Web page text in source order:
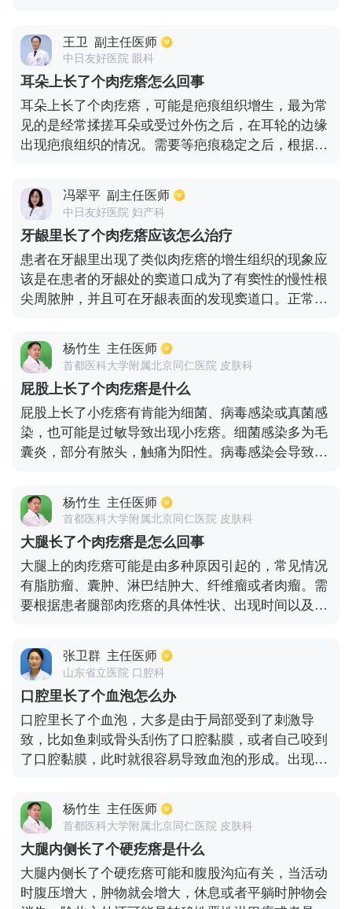
成一定的刺激，虽然一两次并不会带来什么影响，但
长期下去就会导致出现口腔粘膜增生的现象，或者还
有可能形成瘢痕，最终造成肉疙瘩的存在。这种肉疙
瘩通常都是属于球形的，表面很光滑，触碰之后也不
会带来什么很明显的疼痛感，去医院做手术切除即
可。
王卫 副主任医师
中日友好医院 眼科
耳朵上长了个肉疙瘩怎么回事
耳朵上长了个肉疙瘩，可能是疤痕组织增生，最为常
见的是经常揉搓耳朵或受过外伤之后，在耳轮的边缘
出现疤痕组织的情况。需要等疤痕稳定之后，根据自
能是耳朵上面有脂肪囊肿，需要做手术将囊肿完整的
摘除。耳朵上长肉疙瘩，还有可能是耳廓假囊肿大，
应该做穿刺压迫来治疗或手术摘除。
冯翠平 副主任医师
中日友好医院 妇产科
牙龈里长了个肉疙瘩应该怎么治疗
患者在牙龈里出现了类似肉疙瘩的增生组织的现象应
该是在患者的牙龈处的窦道口成为了有窦性的慢性根
尖周脓肿，并且可在牙龈表面的发现窦道口。正常人
舌腭侧者，还有偶见开口远离患牙根尖部，数牙以外
处。这种情况应结合冷热诊、电诊等机型检查，来确
定窦道的来源，并避免将窦道口附近的健康牙误诊为
患牙。在必要时可用牙胶尖适中法，来肯定窦道和患
牙的关系。窦道也可开口于皮肤，称作皮肤窦口，窦
口有时排脓，也有时不排脓，并呈假性愈合状态。有
窦形，由于脓液可以从窦道口排出，不宜转化为急性
做根管治疗，如果没有保留价值的应该尽早拔除。
杨竹生 主任医师
首都医科大学附属北京同仁医院 皮肤科
屁股上长了个肉疙瘩是什么
屁股上长了小疙瘩有肯能为细菌、病毒感染或真菌感
染，也可能是过敏导致出现小疙瘩。细菌感染多为毛
囊炎，部分有脓头，触痛为阳性。病毒感染会导致
的股癣通常以瘙痒为特征，表现为红色丘疹。过敏引
起的湿疹大多表现为红斑基础上的红色小丘疹。
杨竹生 主任医师
首都医科大学附属北京同仁医院 皮肤科
大腿长了个肉疙瘩是怎么回事
大腿上的肉疙瘩可能是由多种原因引起的，常见情况
有脂肪瘤、囊肿、淋巴结肿大、纤维瘤或者肉瘤。需
要根据患者腿部肉疙瘩的具体性状、出现时间以及分
以下几种情况：1、如果患者腿部的肉疙瘩是脂肪
瘤，并且肉瘤较小没有其他异常，无需过于紧张，定
期到医院检查肉瘤是否病变，平时注意不要摩擦肉瘤
区域。2、针对腿部的囊肿型肉疙瘩，需要通过手术
将其切除。由于皮脂腺囊肿容易化脓从而出现感染，
因此要及时清除，避免病症更加严重。3、若是淋巴
结肿大，则应当根据不同性质的淋巴结确定不同的治
案。如果淋巴结正在转移癌或者淋巴瘤，则需要采取
进一步的放化疗方案。4、针对腿部上的纤维瘤，必
须通过手术切除的方式，彻底根除纤维瘤周围的肌肉
组织，以免后期复发。并且需要进行彩超或者通过核
磁共振检查，确定是否有恶性病变的可能。
张卫群 主任医师
山东省立医院 口腔科
口腔里长了个血泡怎么办
口腔里长了个血泡，大多是由于局部受到了刺激导
致，比如鱼刺或骨头刮伤了口腔黏膜，或者自己咬到
了口腔黏膜，此时就很容易导致血泡的形成。出现口
溃疡面，此时可以局部应用一些喷雾剂，比如口腔炎
喷雾剂、西瓜霜喷雾剂等，可以进行局部的消炎。还
可以应用一些漱口水，常见的有康复新液，也能够对
局部起到消炎作用。形成了溃疡面之后会有很强烈的
疼痛感，一般七天或者十天溃疡面会愈合，这个时候
就不会有疼痛感了。在平时一定要注意口腔卫生，防
杨竹生 主任医师
首都医科大学附属北京同仁医院 皮肤科
大腿内侧长了个硬疙瘩是什么
大腿内侧长了个硬疙瘩可能和腹股沟疝有关，当活动
时腹压增大，肿物就会增大，休息或者平躺时肿物会